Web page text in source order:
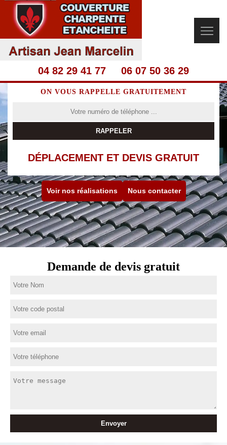
04 82 29 41 77 06 07 50 36 29
ON VOUS RAPPELLE GRATUITEMENT
DÉPLACEMENT ET DEVIS GRATUIT
Voir nos réalisations Nous contacter
Demande de devis gratuit